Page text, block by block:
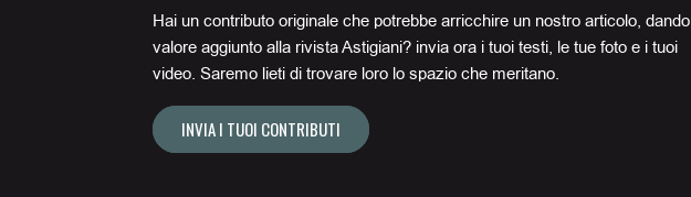
Hai un contributo originale che potrebbe arricchire un nostro articolo, dando
valore aggiunto alla rivista Astigiani? invia ora i tuoi testi, le tue foto e i tuoi
video. Saremo lieti di trovare loro lo spazio che meritano.
INVIA I TUOI CONTRIBUTI